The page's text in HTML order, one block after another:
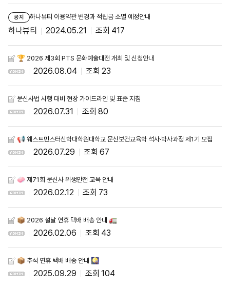
공지 하나뷰티 이용약관 변경과 적립금 소멸 예정안내
하나뷰티 2024.05.21 417
🏆 2026 제3회 PTS 문화예술대전 개최 및 신청안내
2026.08.04 23
문신사법 시행 대비 현장 가이드라인 및 표준 지침
2026.07.31 80
📢 웨스트민스터신학대학원대학교 문신보건교육학 석사·박사과정 제1기 모집
2026.07.29 67
🧼 제71회 문신사 위생안전 교육 안내
2026.02.12 73
📦 2026 설날 연휴 택배 배송 안내 🚛
2026.02.06 43
📦 추석 연휴 택배 배송 안내 🎑
2025.09.29 104